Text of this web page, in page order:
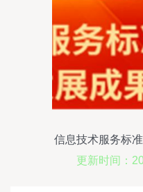
信息技术服务标
更新时间：